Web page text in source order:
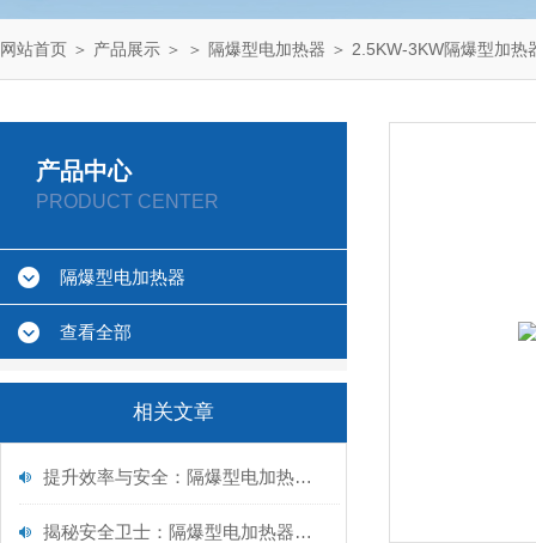
网站首页 ＞ 产品展示 ＞ ＞ 隔爆型电加热器 ＞ 2.5KW-3KW隔爆型加热
产品中心
PRODUCT CENTER
隔爆型电加热器
查看全部
相关文章
提升效率与安全：隔爆型电加热器保养全攻略
揭秘安全卫士：隔爆型电加热器内部构造大解析！